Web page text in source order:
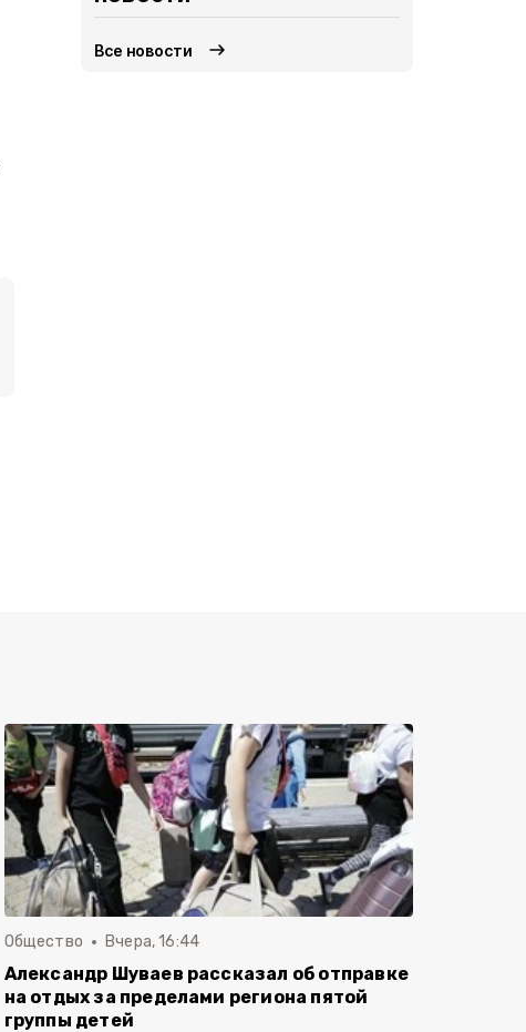
Все новости
Общество Вчера, 16:44
Александр Шуваев рассказал об отправке
на отдых за пределами региона пятой
группы детей